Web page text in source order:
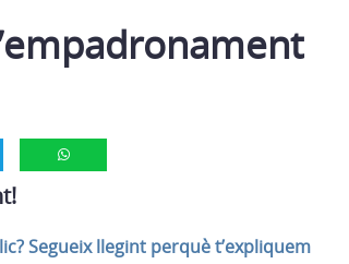
Segueix llegint perquè t’expliquem